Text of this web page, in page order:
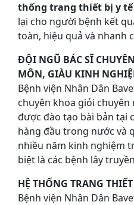
thống trang thiết bị y
lại cho người bệnh kết
toàn, hiệu quả và nhanh
ĐỘI NGŨ BÁC SĨ
MÔN, GIÀU KINH
Bệnh viện Nhân Dân
chuyên khoa giỏi
được đào tạo bài bản tại
hàng đầu trong nước và
nhiều năm kinh nghiệm
biệt là các bệnh lây
HỆ THỐNG TRANG
Bệnh viện Nhân Dân